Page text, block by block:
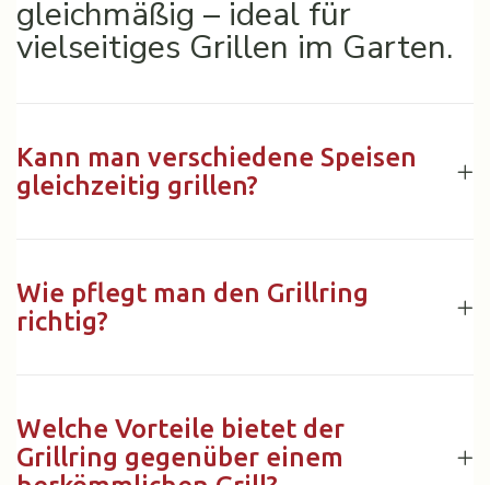
gleichmäßig – ideal für
vielseitiges Grillen im Garten.
Kann man verschiedene Speisen
gleichzeitig grillen?
Wie pflegt man den Grillring
richtig?
Welche Vorteile bietet der
Grillring gegenüber einem